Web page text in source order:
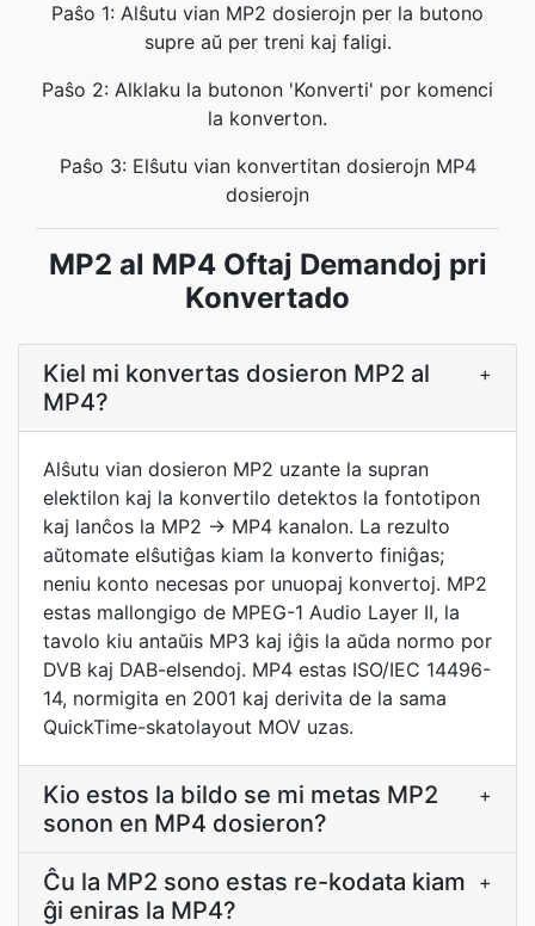
Paŝo 1: Alŝutu vian MP2 dosierojn per la butono
supre aŭ per treni kaj faligi.
Paŝo 2: Alklaku la butonon 'Konverti' por komenci
la konverton.
Paŝo 3: Elŝutu vian konvertitan dosierojn MP4
dosierojn
MP2 al MP4 Oftaj Demandoj pri
Konvertado
Kiel mi konvertas dosieron MP2 al
MP4?
+
Alŝutu vian dosieron MP2 uzante la supran
elektilon kaj la konvertilo detektos la fontotipon
kaj lanĉos la MP2 → MP4 kanalon. La rezulto
aŭtomate elŝutiĝas kiam la konverto finiĝas;
neniu konto necesas por unuopaj konvertoj. MP2
estas mallongigo de MPEG-1 Audio Layer II, la
tavolo kiu antaŭis MP3 kaj iĝis la aŭda normo por
DVB kaj DAB-elsendoj. MP4 estas ISO/IEC 14496-
14, normigita en 2001 kaj derivita de la sama
QuickTime-skatolayout MOV uzas.
Kio estos la bildo se mi metas MP2
sonon en MP4 dosieron?
+
Ĉu la MP2 sono estas re-kodata kiam
ĝi eniras la MP4?
+